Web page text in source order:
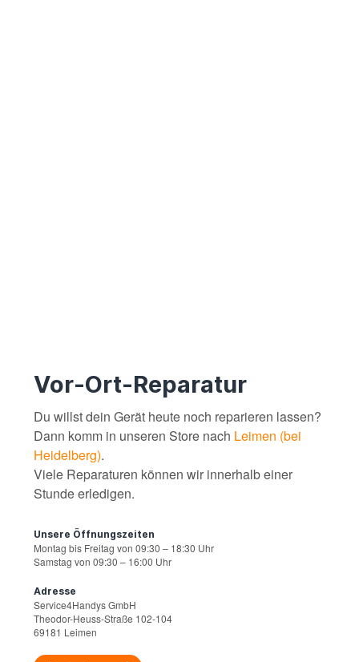
Vor-Ort-Reparatur
Du willst dein Gerät heute noch reparieren lassen?
Dann komm in unseren Store nach Leimen (bei
Heidelberg).
Viele Reparaturen können wir innerhalb einer
Stunde erledigen.
Unsere Öffnungszeiten
Montag bis Freitag von 09:30 – 18:30 Uhr
Samstag von 09:30 – 16:00 Uhr
Adresse
Service4Handys GmbH
Theodor-Heuss-Straße 102-104
69181 Leimen